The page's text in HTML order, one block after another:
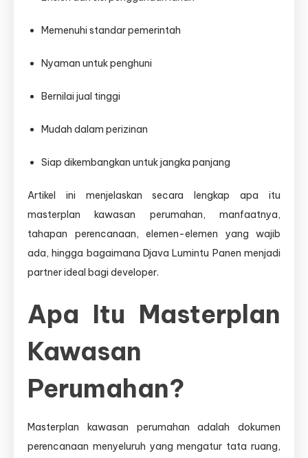
Memenuhi standar pemerintah
Nyaman untuk penghuni
Bernilai jual tinggi
Mudah dalam perizinan
Siap dikembangkan untuk jangka panjang
Artikel ini menjelaskan secara lengkap apa itu
masterplan kawasan perumahan, manfaatnya,
tahapan perencanaan, elemen-elemen yang wajib
ada, hingga bagaimana Djava Lumintu Panen menjadi
partner ideal bagi developer.
Apa Itu Masterplan
Kawasan
Perumahan?
Masterplan kawasan perumahan adalah dokumen
perencanaan menyeluruh yang mengatur tata ruang,